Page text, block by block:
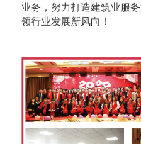
业务，努力打造建筑业服
领行业发展新风向！